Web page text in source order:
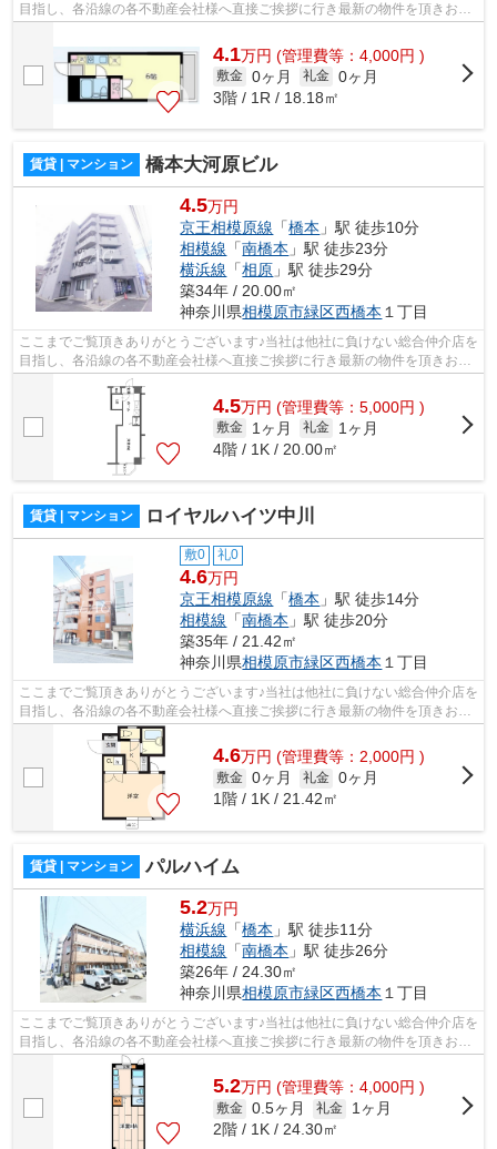
目指し、各沿線の各不動産会社様へ直接ご挨拶に行き最新の物件を頂きお客
4.1万円 (管理費等：4,000円 )
敷金 0ヶ月 礼金 0ヶ月
3階 / 1R / 18.18㎡
賃貸 | マンション 橋本大河原ビル
4.5万円
京王相模原線 「橋本 」駅 徒歩10分
相模線 「南橋本 」駅 徒歩23分
横浜線 「相原 」駅 徒歩29分
築34年 / 20.00㎡
神奈川県相模原市緑区西橋本 １丁目
ここまでご覧頂きありがとうございます♪当社は他社に負けない総合仲介店を
目指し、各沿線の各不動産会社様へ直接ご挨拶に行き最新の物件を頂きお客
様へ提供しております！最新の情報は...
4.5万円 (管理費等：5,000円 )
敷金 1ヶ月 礼金
1ヶ月
4階 / 1K / 20.00㎡
賃貸 | マンション ロイヤルハイツ中川
敷0 礼0
4.6万円
京王相模原線 「橋本 」駅 徒歩14分
相模線 「南橋本 」駅 徒歩20分
築35年 / 21.42㎡
神奈川県相模原市緑区西橋本 １丁目
ここまでご覧頂きありがとうございます♪当社は他社に負けない総合仲介店を
目指し、各沿線の各不動産会社様へ直接ご挨拶に行き最新の物件を頂きお客
様へ提供しております！最新の情報は...
4.6万円 (管理費等：2,000円 )
敷金 0ヶ月 礼金 0ヶ月
1階 / 1K / 21.42㎡
賃貸 | マンション パルハイム
5.2万円
横浜線 「橋本 」駅 徒歩11分
相模線 「南橋本 」駅 徒歩26分
築26年 / 24.30㎡
神奈川県相模原市緑区西橋本 １丁目
ここまでご覧頂きありがとうございます♪当社は他社に負けない総合仲介店を
目指し、各沿線の各不動産会社様へ直接ご挨拶に行き最新の物件を頂きお客
様へ提供しております！最新の情報は...
5.2万円 (管理費等：4,000円 )
敷金 0.5ヶ月 礼金
1ヶ月
2階 / 1K / 24.30㎡